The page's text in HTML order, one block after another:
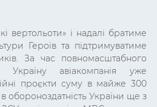
вертольоти» і надалі братиме
Героїв та підтримуватиме
За час повномасштабного
Україну авіакомпанія уже
проєкти суму в майже 300
обороноздатність України ще з